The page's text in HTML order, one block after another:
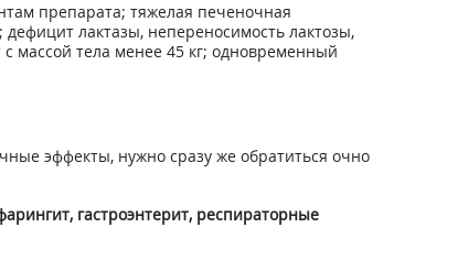
препарата; тяжелая печеночная
лактазы, непереносимость лактозы,
массой тела менее 45 кг; одновременный
эффекты, нужно сразу же обратиться очно
гастроэнтерит, респираторные